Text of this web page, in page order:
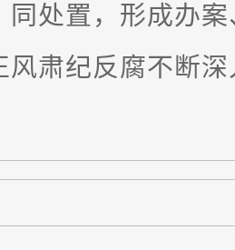
同处置，形成办
风肃纪反腐不断